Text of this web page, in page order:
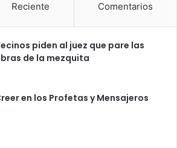
r
Reciente Comentarios
piden al juez que pare las
de la mezquita
en los Profetas y Mensajeros